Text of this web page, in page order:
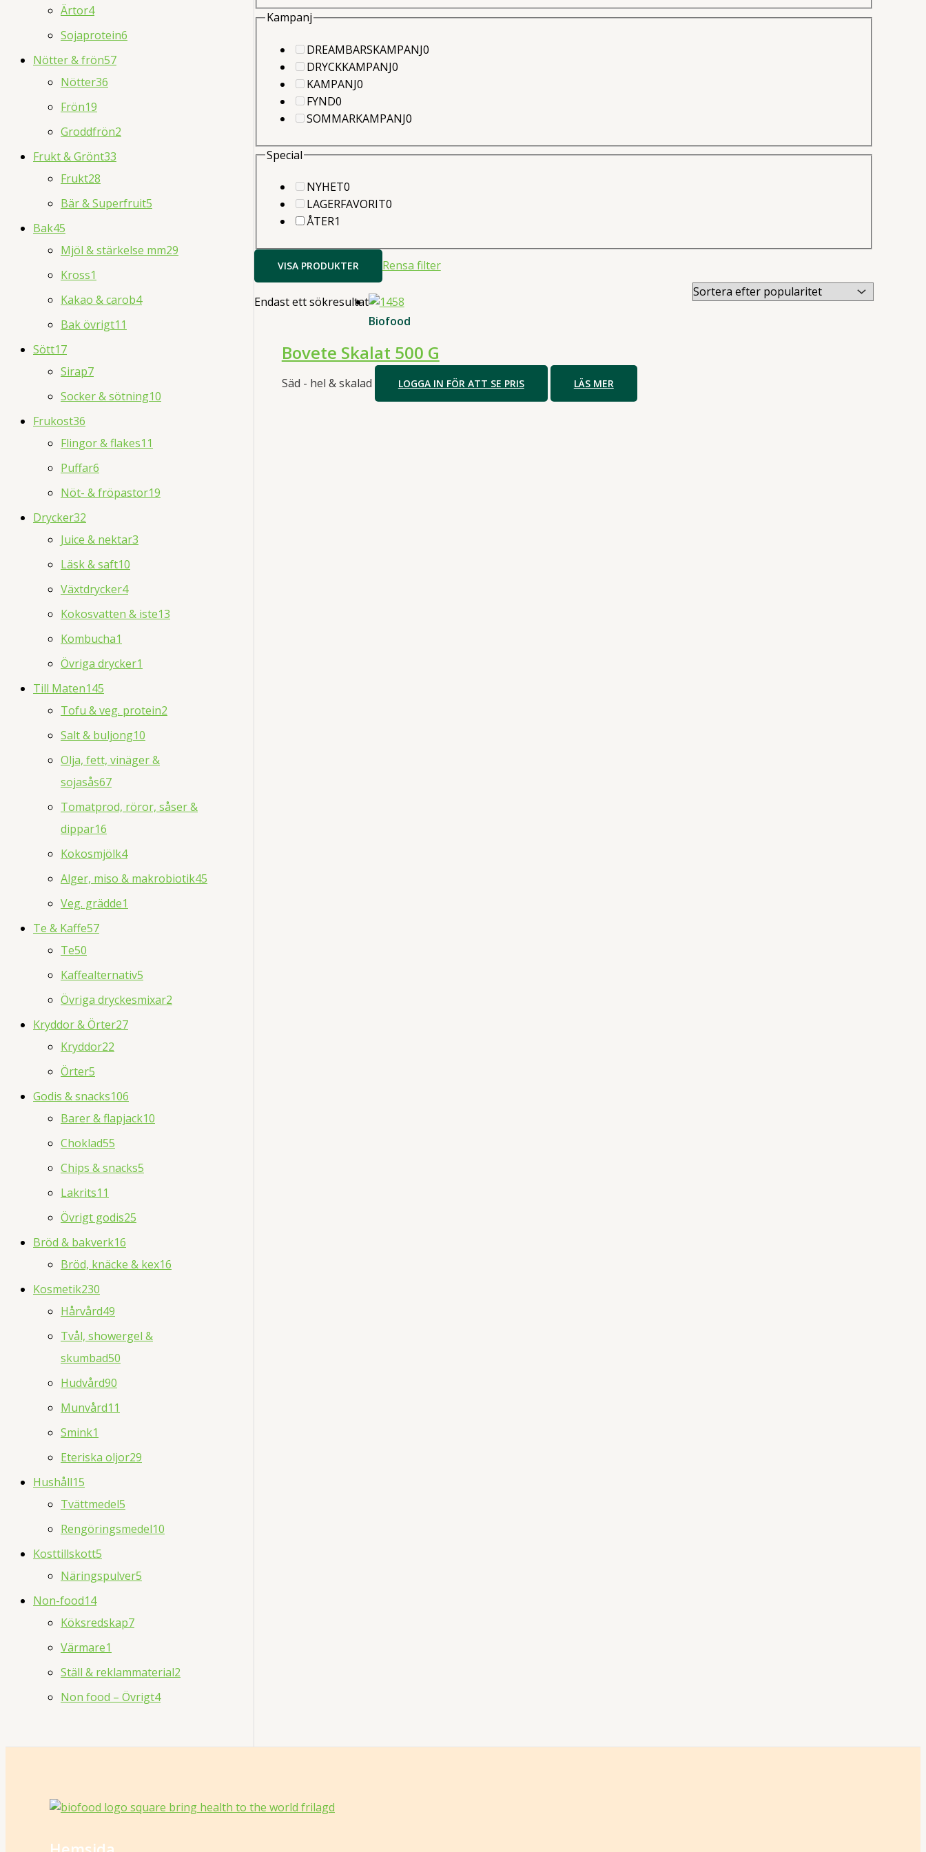
Ärtor4
Sojaprotein6
Nötter & frön57
Nötter36
Frön19
Groddfrön2
Frukt & Grönt33
Frukt28
Bär & Superfruit5
Bak45
Mjöl & stärkelse mm29
Kross1
Kakao & carob4
Bak övrigt11
Sött17
Sirap7
Socker & sötning10
Frukost36
Flingor & flakes11
Puffar6
Nöt- & fröpastor19
Drycker32
Juice & nektar3
Läsk & saft10
Växtdrycker4
Kokosvatten & iste13
Kombucha1
Övriga drycker1
Till Maten145
Tofu & veg. protein2
Salt & buljong10
Olja, fett, vinäger &
sojasås67
Tomatprod, röror, såser &
dippar16
Kokosmjölk4
Alger, miso & makrobiotik45
Veg. grädde1
Te & Kaffe57
Te50
Kaffealternativ5
Övriga dryckesmixar2
Kryddor & Örter27
Kryddor22
Örter5
Godis & snacks106
Barer & flapjack10
Choklad55
Chips & snacks5
Lakrits11
Övrigt godis25
Bröd & bakverk16
Bröd, knäcke & kex16
Kosmetik230
Hårvård49
Tvål, showergel &
skumbad50
Hudvård90
Munvård11
Smink1
Eteriska oljor29
Hushåll15
Tvättmedel5
Rengöringsmedel10
Kosttillskott5
Näringspulver5
Non-food14
Köksredskap7
Värmare1
Ställ & reklammaterial2
Non food – Övrigt4
Kampanj
DREAMBARSKAMPANJ00
DRYCKKAMPANJ00
KAMPANJ00
FYND00
produkter
SOMMARKAMPANJ00
Special
NYHET00
produkter
LAGERFAVORIT00
ÅTER1
VISA PRODUKTER Rensa filter
Endast ett sökresultat
Biofood
Bovete Skalat 500 G
Säd - hel & skalad LOGGA IN FÖR ATT SE PRIS LÄS MER